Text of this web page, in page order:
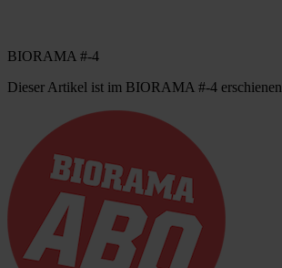
BIORAMA #-4
Dieser Artikel ist im BIORAMA #-4 erschienen